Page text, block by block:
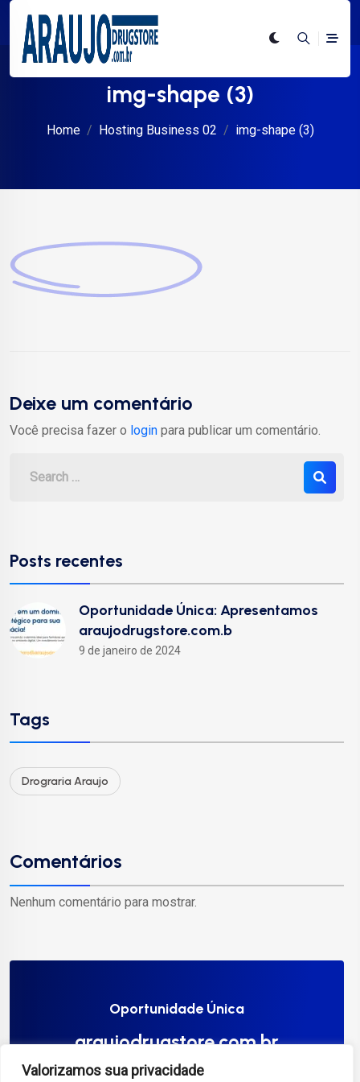
Valorizamos sua privacidade
img-shape (3)
Home Hosting Business 02 img-shape (3)
Deixe um comentário
Você precisa fazer o login para publicar um comentário.
Posts recentes
Oportunidade Única: Apresentamos
araujodrugstore.com.b
9 de janeiro de 2024
Tags
Drograria Araujo
Comentários
Nenhum comentário para mostrar.
Oportunidade Única
araujodrugstore.com.br